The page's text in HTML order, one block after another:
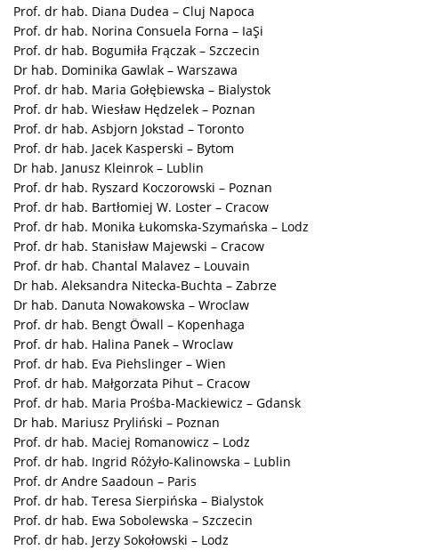
Prof. dr hab. Diana Dudea – Cluj Napoca
Prof. dr hab. Norina Consuela Forna – IaŞi
Prof. dr hab. Bogumiła Frączak – Szczecin
Dr hab. Dominika Gawlak – Warszawa
Prof. dr hab. Maria Gołębiewska – Bialystok
Prof. dr hab. Wiesław Hędzelek – Poznan
Prof. dr hab. Asbjorn Jokstad – Toronto
Prof. dr hab. Jacek Kasperski – Bytom
Dr hab. Janusz Kleinrok – Lublin
Prof. dr hab. Ryszard Koczorowski – Poznan
Prof. dr hab. Bartłomiej W. Loster – Cracow
Prof. dr hab. Monika Łukomska-Szymańska – Lodz
Prof. dr hab. Stanisław Majewski – Cracow
Prof. dr hab. Chantal Malavez – Louvain
Dr hab. Aleksandra Nitecka-Buchta – Zabrze
Dr hab. Danuta Nowakowska – Wroclaw
Prof. dr hab. Bengt Öwall – Kopenhaga
Prof. dr hab. Halina Panek – Wroclaw
Prof. dr hab. Eva Piehslinger – Wien
Prof. dr hab. Małgorzata Pihut – Cracow
Prof. dr hab. Maria Prośba-Mackiewicz – Gdansk
Dr hab. Mariusz Pryliński – Poznan
Prof. dr hab. Maciej Romanowicz – Lodz
Prof. dr hab. Ingrid Różyło-Kalinowska – Lublin
Prof. dr Andre Saadoun – Paris
Prof. dr hab. Teresa Sierpińska – Bialystok
Prof. dr hab. Ewa Sobolewska – Szczecin
Prof. dr hab. Jerzy Sokołowski – Lodz